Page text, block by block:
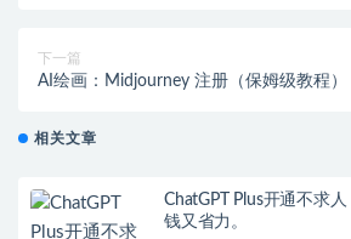
下一篇
AI绘画：Midjourney 注册（保姆级教程）
相关文章
ChatGPT Plus开通不求
钱又省力。